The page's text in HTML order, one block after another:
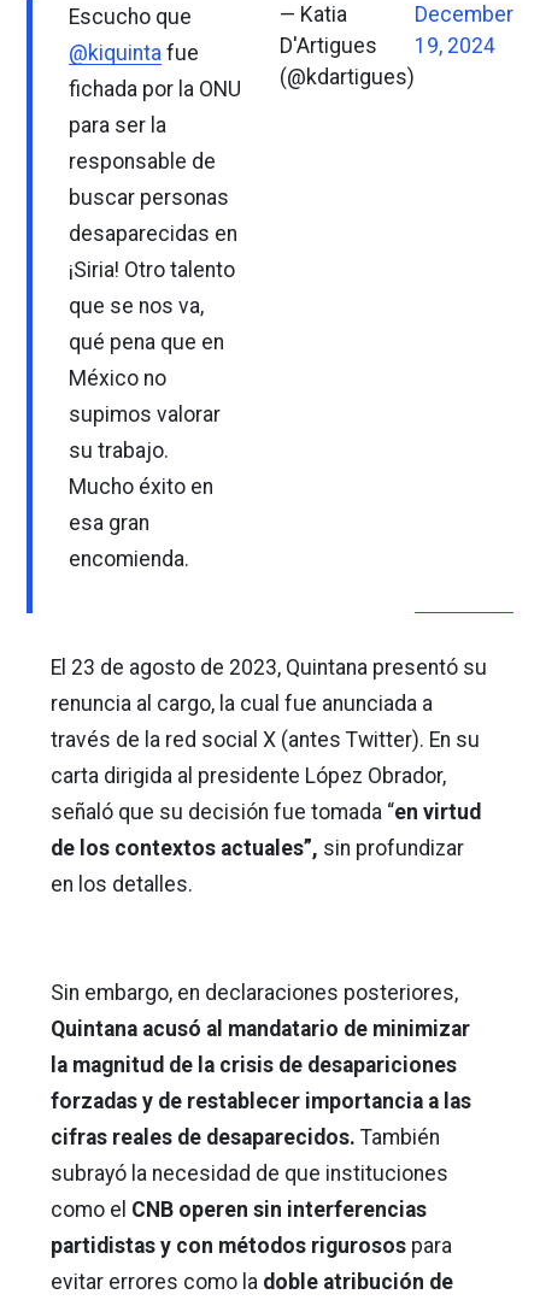
Escucho que
@kiquinta fue
fichada por la ONU
para ser la
responsable de
buscar personas
desaparecidas en
¡Siria! Otro talento
que se nos va,
qué pena que en
México no
supimos valorar
su trabajo.
Mucho éxito en
esa gran
encomienda.
— Katia
D'Artigues
(@kdartigues)
December
19, 2024
El 23 de agosto de 2023, Quintana presentó su
renuncia al cargo, la cual fue anunciada a
través de la red social X (antes Twitter). En su
carta dirigida al presidente López Obrador,
señaló que su decisión fue tomada “en virtud
de los contextos actuales”, sin profundizar
en los detalles.
Sin embargo, en declaraciones posteriores,
Quintana acusó al mandatario de minimizar
la magnitud de la crisis de desapariciones
forzadas y de restablecer importancia a las
cifras reales de desaparecidos. También
subrayó la necesidad de que instituciones
como el CNB operen sin interferencias
partidistas y con métodos rigurosos para
evitar errores como la doble atribución de